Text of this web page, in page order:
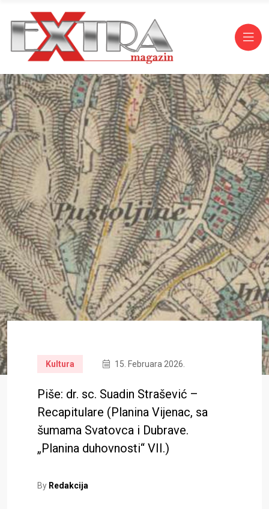
Kultura 15. Februara 2026.
Piše: dr. sc. Suadin Strašević –
Recapitulare (Planina Vijenac, sa
šumama Svatovca i Dubrave.
„Planina duhovnosti“ VII.)
By Redakcija